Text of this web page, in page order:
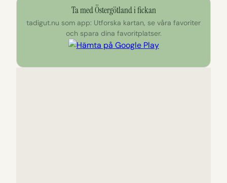
Ta med Östergötland i fickan
tadigut.nu som app: Utforska kartan, se våra favoriter
och spara dina favoritplatser.